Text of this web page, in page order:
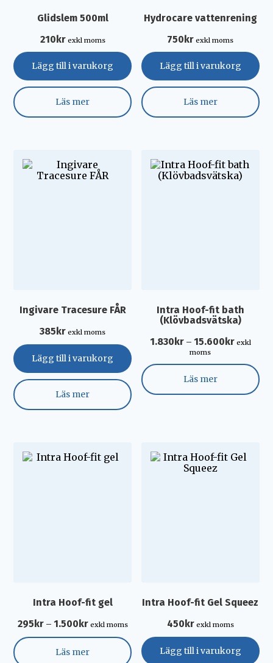
Glidslem 500ml
210kr exkl moms
Lägg till i varukorg
Läs mer
Hydrocare vattenrening
750kr exkl moms
Lägg till i varukorg
Läs mer
Ingivare Tracesure FÅR
385 kr exkl moms
Lägg till i varukorg
Läs mer
Intra Hoof-fit bath
(Klövbadsvätska)
1.830 kr – 15.600 kr exkl
moms
Läs mer
Intra Hoof-fit gel
295kr – 1.500kr exkl moms
Läs mer
Intra Hoof-fit Gel Squeez
450kr exkl moms
Lägg till i varukorg